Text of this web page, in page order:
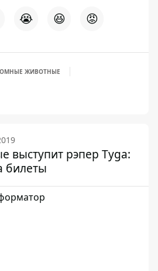
😭 😆 😡
ЖИВОТНЫЕ
выступит рэпер Tyga:
билеты